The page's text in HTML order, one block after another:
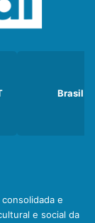
Brasil
e
e social da